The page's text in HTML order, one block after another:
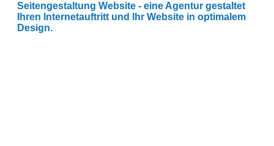
Seitengestaltung Website - eine Agentur gestaltet
Ihren Internetauftritt und Ihr Website in optimalem
Design.